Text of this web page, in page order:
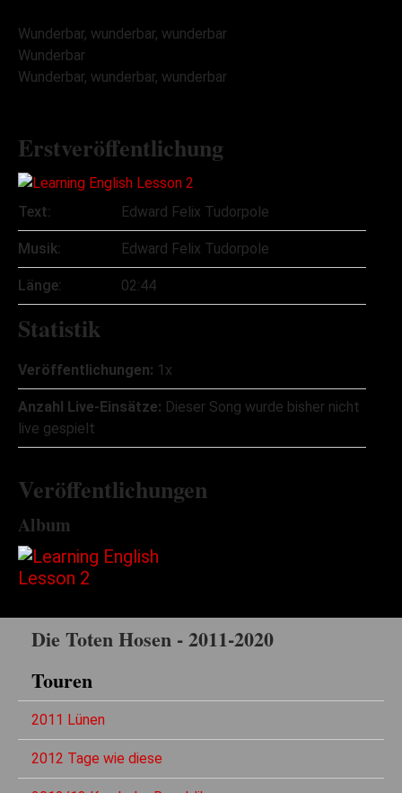
Wunderbar, wunderbar, wunderbar
Wunderbar
Wunderbar, wunderbar, wunderbar
Erstveröffentlichung
Text: Edward Felix Tudorpole
Musik: Edward Felix Tudorpole
Länge: 02:44
Statistik
Veröffentlichungen: 1x
Anzahl Live-Einsätze: Dieser Song wurde bisher nicht
live gespielt
Veröffentlichungen
Album
Die Toten Hosen - 2011-2020
Touren
2011 Lünen
2012 Tage wie diese